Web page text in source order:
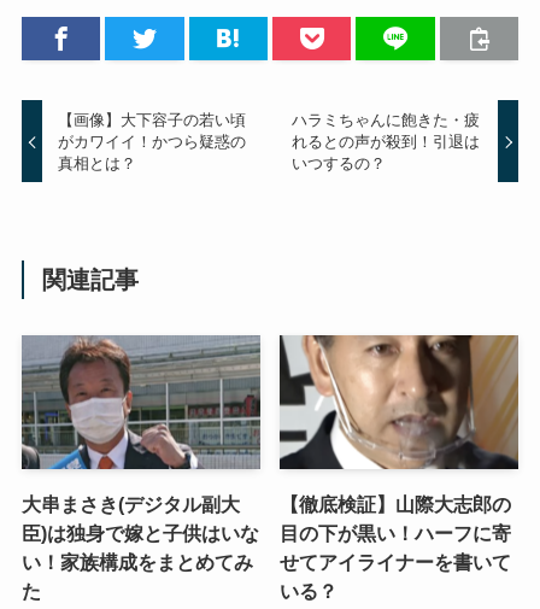
【画像】大下容子の若い頃
がカワイイ！かつら疑惑の
真相とは？
ハラミちゃんに飽きた・疲
れるとの声が殺到！引退は
いつするの？
関連記事
大串まさき(デジタル副大
臣)は独身で嫁と子供はいな
い！家族構成をまとめてみ
た
【徹底検証】山際大志郎の
目の下が黒い！ハーフに寄
せてアイライナーを書いて
いる？